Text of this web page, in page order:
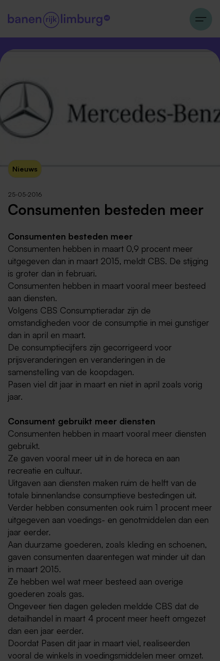
Nieuws
25-05-2016
Consumenten besteden meer
Consumenten besteden meer
Consumenten hebben in maart 0,9 procent meer
uitgegeven dan in maart 2015, meldt CBS. De stijging
is groter dan in februari.
Consumenten hebben in maart vooral meer besteed
aan diensten.
Volgens CBS Consumptieradar zijn de
omstandigheden voor de consumptie in mei gunstiger
dan in april en maart.
De consumptiecijfers zijn gecorrigeerd voor
prijsveranderingen en veranderingen in de
samenstelling van de koopdagen.
Pasen viel dit jaar in maart en niet in april zoals vorig
jaar.
Consument gebruikt meer diensten
Consumenten hebben in maart vooral meer diensten
gebruikt.
Ze gaven vooral meer uit in de horeca en aan
recreatie en cultuur.
Uitgaven aan diensten maken ruim de helft van de
totale binnenlandse consumptieve bestedingen uit.
Verder hebben consumenten ook ruim 1 procent meer
uitgegeven aan voedings- en genotmiddelen dan een
jaar eerder.
Aan duurzame goederen, zoals kleding en schoenen,
gaven consumenten daarentegen wat minder uit dan
in maart 2015.
Ze hebben wel wat meer besteed aan overige
goederen zoals gas.
Ongeveer tien dagen geleden meldde CBS dat de
detailhandel in maart 4 procent meer heeft omgezet
dan een jaar eerder.
Doordat Pasen dit jaar in maart viel, realiseerden
vooral de winkels in voedingsmiddelen meer omzet.